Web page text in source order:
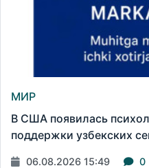
МИР
В США появилась
поддержки узбекских
06.08.2026 15:49 0